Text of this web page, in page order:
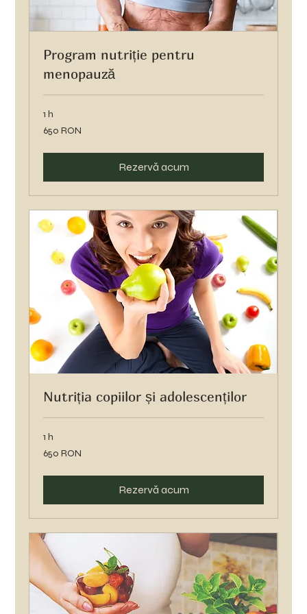
Program nutriție pentru
menopauză
1 h
650
de
650 RON
Rezervă acum
Nutriția copiilor și adolescenților
1 h
650
de
650 RON
Rezervă acum